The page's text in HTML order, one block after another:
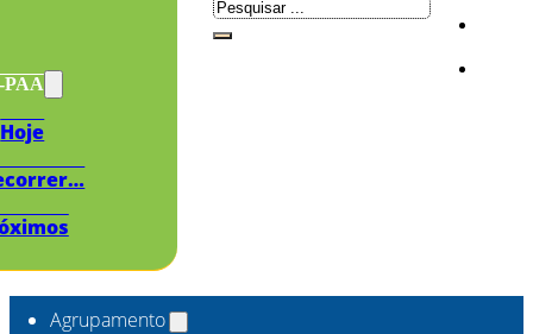
PAA
Hoje
Pesquisar
Agrupamento